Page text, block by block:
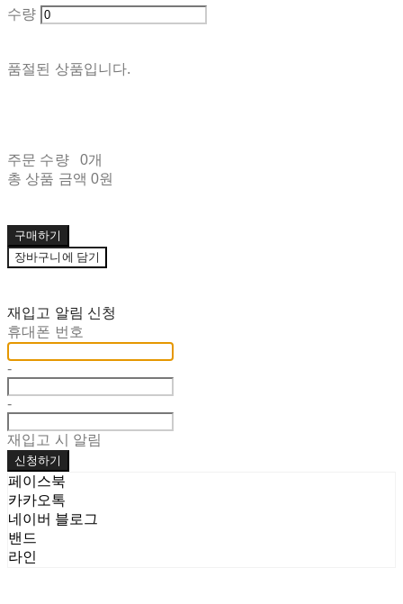
수량
품절된 상품입니다.
주문 수량
0개
총 상품 금액 0원
구매하기
장바구니에 담기
재입고 알림 신청
휴대폰 번호
-
-
재입고 시 알림
신청하기
페이스북
카카오톡
네이버 블로그
밴드
라인